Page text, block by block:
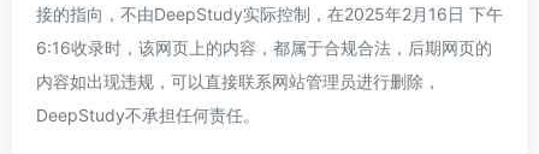
接的指向，不由DeepStudy实际控制，在2025年2月16日 下午
6:16收录时，该网页上的内容，都属于合规合法，后期网页的
内容如出现违规，可以直接联系网站管理员进行删除，
DeepStudy不承担任何责任。